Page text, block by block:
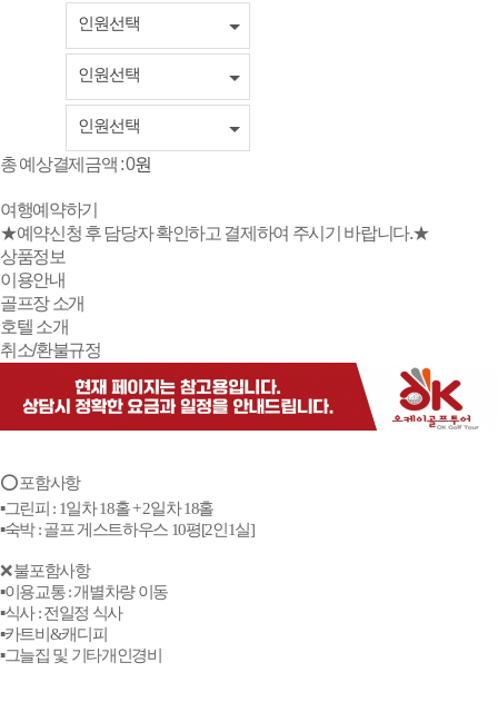
인원선택
인원선택
인원선택
총 예상결제금액 :0원
여행예약하기
★예약신청 후 담당자 확인하고 결제하여 주시기 바랍니다.★
상품정보
이용안내
골프장 소개
호텔 소개
취소/환불규정
⭕ 포함사항
▪️그린피 : 1일차 18홀 + 2일차 18홀
▪️숙박 : 골프 게스트하우스 10평[2인1실]
❌ 불포함사항
▪️이용교통 : 개별차량 이동
▪️식사 : 전일정 식사
▪️카트비&캐디피
▪️그늘집 및 기타개인경비